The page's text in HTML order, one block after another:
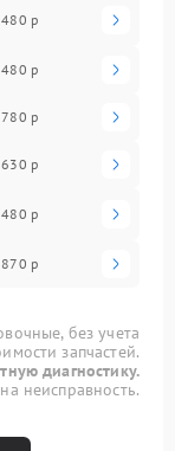
480 р
480 р
780 р
630 р
480 р
870 р
без учета
запчастей.
диагностику.
неисправность.